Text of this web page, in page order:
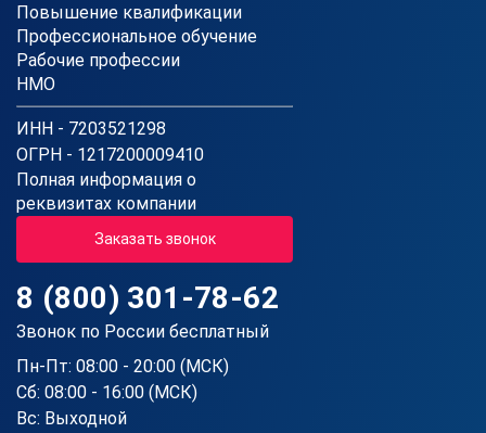
Повышение квалификации
Профессиональное обучение
Рабочие профессии
НМО
ИНН - 7203521298
ОГРН - 1217200009410
Полная информация о
реквизитах компании
Заказать звонок
8 (800) 301-78-62
Звонок по России бесплатный
Пн-Пт: 08:00 - 20:00 (МСК)
Сб: 08:00 - 16:00 (МСК)
Вс: Выходной